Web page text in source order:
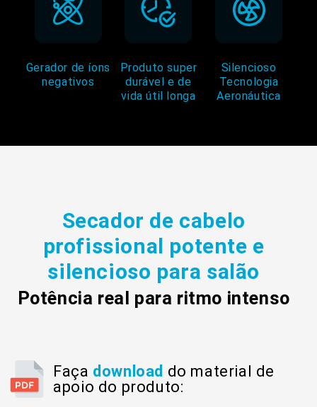
Gerador de íons
negativos
Produto super
durável e de
vida útil longa
Silencioso
Tecnologia
Aeronáutica
Secador de cabelo
profissional potente e
silencioso para salão
Potência real para ritmo intenso
Faça download do material de
apoio do produto: